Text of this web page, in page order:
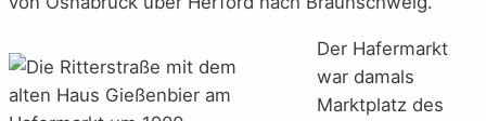
Der Hafermarkt
war damals
Marktplatz des